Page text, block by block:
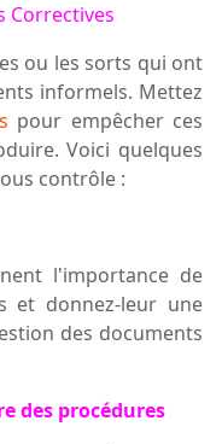
Correctives
ou les sorts qui ont
informels. Mettez
pour empêcher ces
Voici quelques
contrôle :
l'importance de
et donnez-leur une
des documents
des procédures